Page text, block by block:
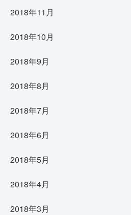
2018年11月
2018年10月
2018年9月
2018年8月
2018年7月
2018年6月
2018年5月
2018年4月
2018年3月